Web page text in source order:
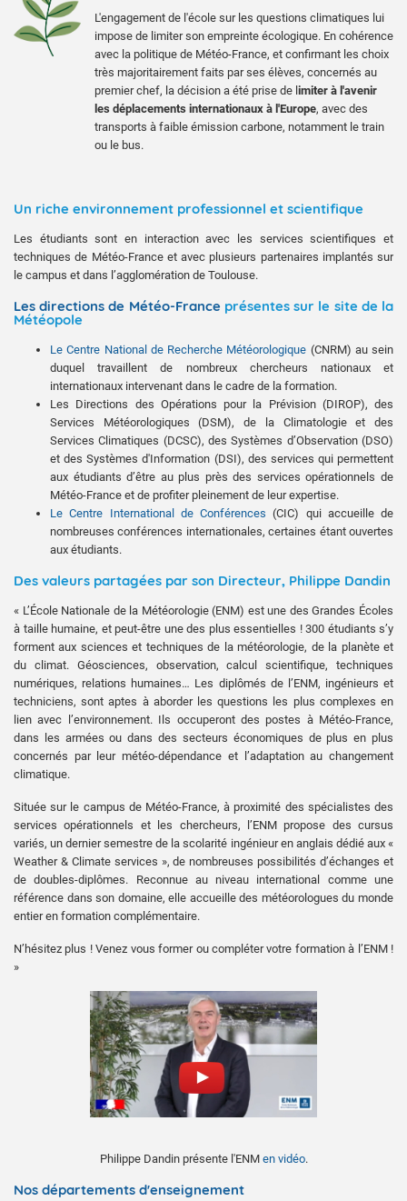
L'engagement de l'école sur les questions climatiques lui
impose de limiter son empreinte écologique. En cohérence
avec la politique de Météo-France, et confirmant les choix
très majoritairement faits par ses élèves, concernés au
premier chef, la décision a été prise de l imiter à l'avenir
les déplacements internationaux à l'Europe, avec des
transports à faible émission carbone, notamment le train
ou le bus.
Un riche environnement professionnel et scientifique
Les étudiants sont en interaction avec les services scientifiques et
techniques de Météo-France et avec plusieurs partenaires implantés sur
le campus et dans l’agglomération de Toulouse.
Les directions de Météo-Franceprésentes sur le site de la
Météopole
Le Centre National de Recherche Météorologique (CNRM) au sein
duquel travaillent de nombreux chercheurs nationaux et
internationaux intervenant dans le cadre de la formation.
Les Directions des Opérations pour la Prévision (DIROP), des
Services Météorologiques (DSM), de la Climatologie et des
Services Climatiques (DCSC), des Systèmes d’Observation (DSO)
et des Systèmes d'Information (DSI), des services qui permettent
aux étudiants d’être au plus près des services opérationnels de
Météo-France et de profiter pleinement de leur expertise.
Le Centre International de Conférences (CIC) qui accueille de
nombreuses conférences internationales, certaines étant ouvertes
aux étudiants.
Des valeurs partagées par son Directeur, Philippe Dandin
« L’École Nationale de la Météorologie (ENM) est une des Grandes Écoles
à taille humaine, et peut-être une des plus essentielles ! 300 étudiants s’y
forment aux sciences et techniques de la météorologie, de la planète et
du climat. Géosciences, observation, calcul scientifique, techniques
numériques, relations humaines… Les diplômés de l’ENM, ingénieurs et
techniciens, sont aptes à aborder les questions les plus complexes en
lien avec l’environnement. Ils occuperont des postes à Météo-France,
dans les armées ou dans des secteurs économiques de plus en plus
concernés par leur météo-dépendance et l’adaptation au changement
climatique.
Située sur le campus de Météo-France, à proximité des spécialistes des
services opérationnels et les chercheurs, l’ENM propose des cursus
variés, un dernier semestre de la scolarité ingénieur en anglais dédié aux «
Weather & Climate services », de nombreuses possibilités d’échanges et
de doubles-diplômes. Reconnue au niveau international comme une
référence dans son domaine, elle accueille des météorologues du monde
entier en formation complémentaire.
N’hésitez plus ! Venez vous former ou compléter votre formation à l’ENM !
»
Philippe Dandin présente l'ENM en vidéo.
Nos départements d'enseignement